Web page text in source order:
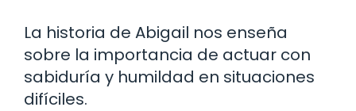
La historia de Abigail nos enseña
sobre la importancia de actuar con
sabiduría y humildad en situaciones
difíciles.